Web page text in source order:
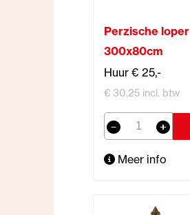
Perzische loper
300x80cm
Huur € 25,-
€ 30,25 incl. btw
Meer info